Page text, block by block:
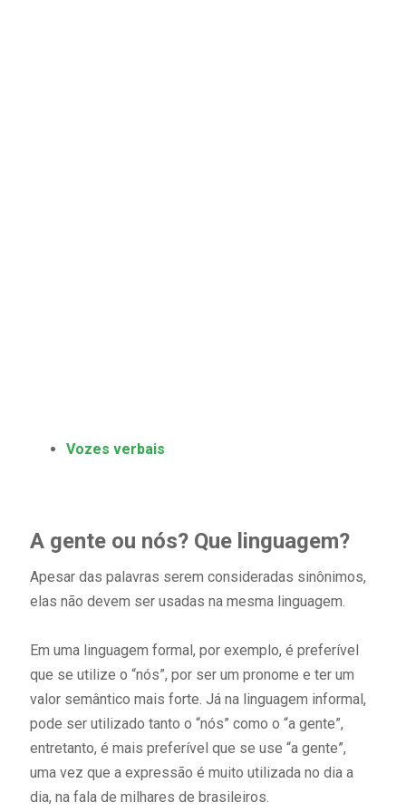
Vozes verbais
A gente ou nós? Que linguagem?
Apesar das palavras serem consideradas sinônimos,
elas não devem ser usadas na mesma linguagem.
Em uma linguagem formal, por exemplo, é preferível
que se utilize o “nós”, por ser um pronome e ter um
valor semântico mais forte. Já na linguagem informal,
pode ser utilizado tanto o “nós” como o “a gente”,
entretanto, é mais preferível que se use “a gente”,
uma vez que a expressão é muito utilizada no dia a
dia, na fala de milhares de brasileiros.